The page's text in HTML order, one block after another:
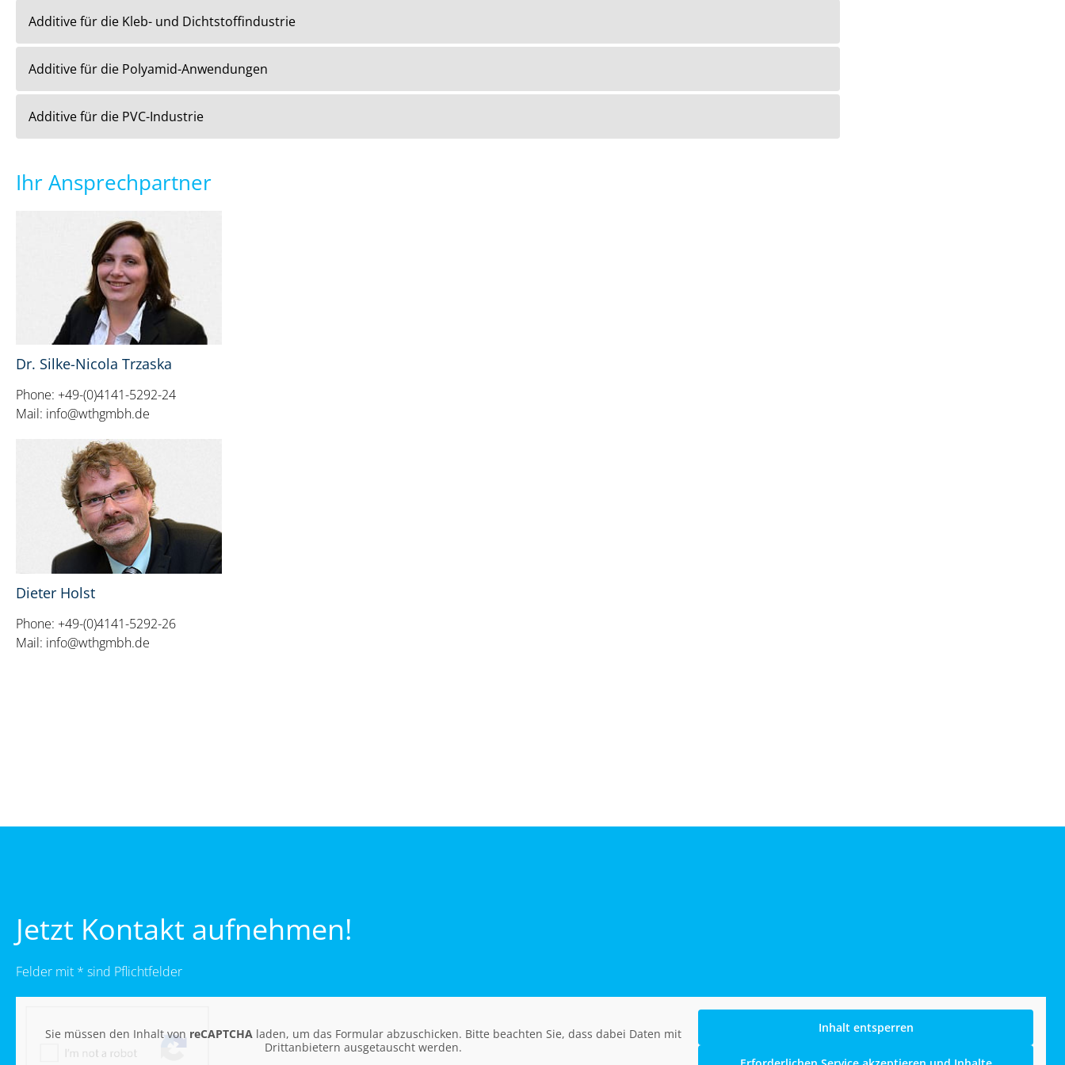
Additive für die Kleb- und Dichtstoffindustrie
Additive für die Polyamid-Anwendungen
Additive für die PVC-Industrie
Ihr Ansprechpartner
Dr. Silke-Nicola Trzaska
Phone: +49-(0)4141-5292-24
Mail: info@wthgmbh.de
Dieter Holst
Phone: +49-(0)4141-5292-26
Mail: info@wthgmbh.de
Jetzt Kontakt aufnehmen!
Felder mit * sind Pflichtfelder
Sie müssen den Inhalt von reCAPTCHA laden, um das Formular abzuschicken. Bitte beachten Sie, dass dabei Daten mit
Drittanbietern ausgetauscht werden.
Inhalt entsperren